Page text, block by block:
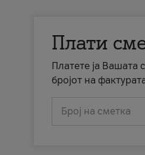
Плати
Платете ја Вашата
бројот на
Број на сметка